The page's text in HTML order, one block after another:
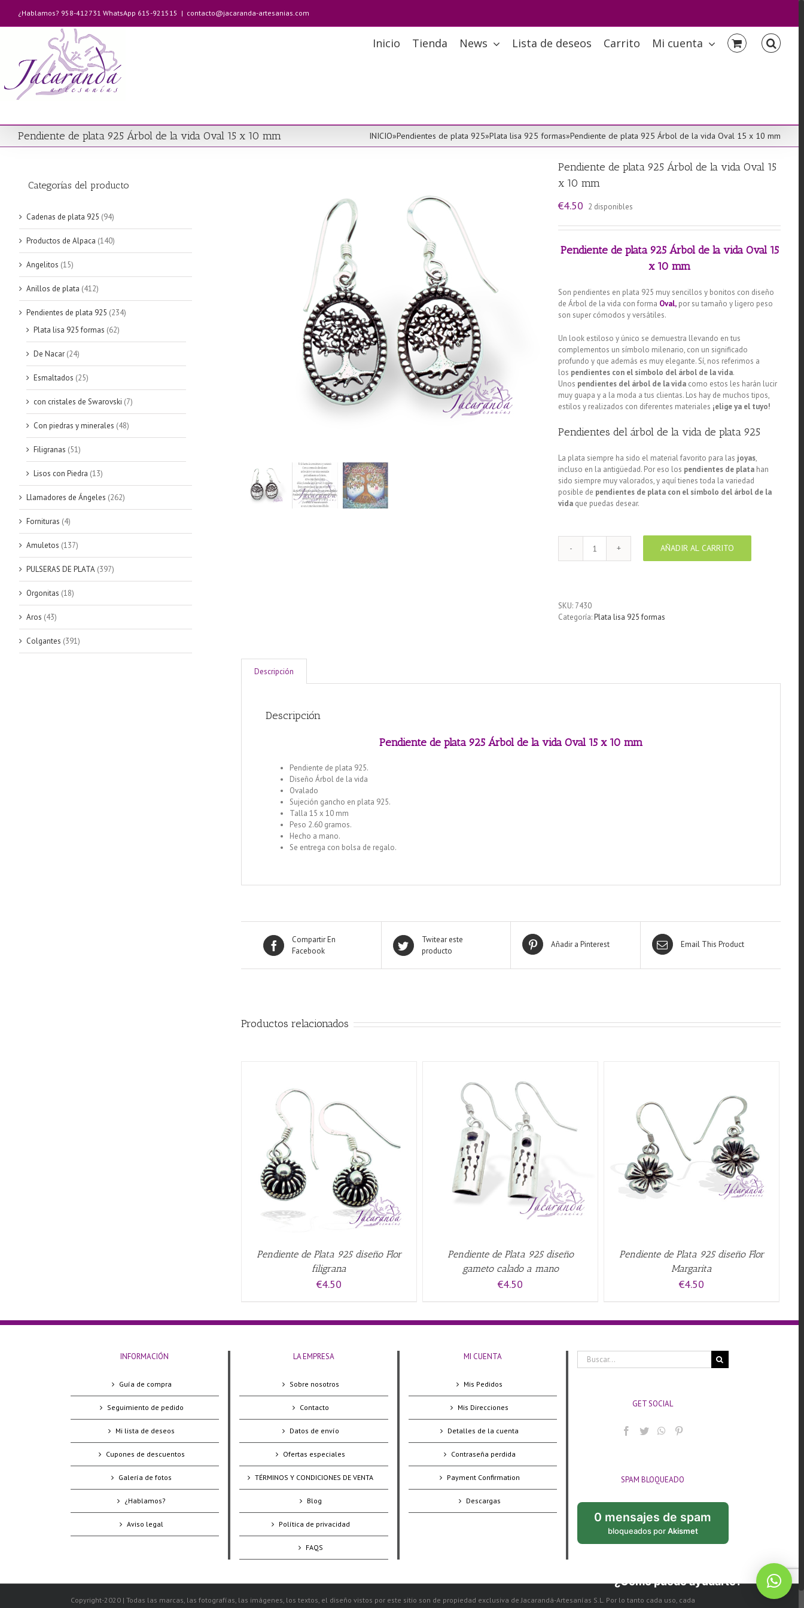
contenido
¿Hablamos? 958-412731 WhatsApp 615-921515 | contacto@jacaranda-artesanias.com
Inicio Tienda News Lista de deseos Carrito Mi cuenta
Pendiente de plata 925 Árbol de la vida Oval 15 x 10 mm INICIO»Pendientes de plata 925»Plata lisa 925 formas»Pendiente de plata 925 Árbol de la vida Oval 15 x 10 mm
Pendiente de plata 925 Árbol de la vida Oval 15
x 10 mm
€4.50 2 disponibles
Pendiente de plata 925 Árbol de la vida Oval 15
x 10 mm
Son pendientes en plata 925 muy sencillos y bonitos con diseño
de Árbol de la vida con forma Oval, por su tamaño y ligero peso
son super cómodos y versátiles.
Un look estiloso y único se demuestra llevando en tus
complementos un símbolo milenario, con un significado
profundo y que además es muy elegante. Sí, nos referimos a
los pendientes con el símbolo del árbol de la vida.
Unos pendientes del árbol de la vida como estos les harán lucir
muy guapa y a la moda a tus clientas. Los hay de muchos tipos,
estilos y realizados con diferentes materiales ¡elige ya el tuyo!
Pendientes del árbol de la vida de plata 925
La plata siempre ha sido el material favorito para las joyas,
incluso en la antigüedad. Por eso los pendientes de plata han
sido siempre muy valorados, y aquí tienes toda la variedad
posible de pendientes de plata con el símbolo del árbol de la
vida que puedas desear.
Pendiente
de
la
AÑADIR AL CARRITO
SKU: 7430
Categoría:Plata lisa 925 formas
Descripción
Descripción
Pendiente de plata 925 Árbol de la vida Oval 15 x 10 mm
Pendiente de plata 925.
Diseño Árbol de la vida
Ovalado
Sujeción gancho en plata 925.
Talla 15 x 10 mm
Peso 2.60 gramos.
Hecho a mano.
Se entrega con bolsa de regalo.
Compartir En
Facebook
Twitear este
producto
Añadir a Pinterest Email This Product
Productos relacionados
Pendiente de Plata 925 diseño Flor
filigrana
€4.50
AÑADIR AL CARRITO / QUICK VIEW
Pendiente de Plata 925 diseño
gameto calado a mano
€4.50
AÑADIR AL CARRITO /
Pendiente de Plata 925 diseño Flor
Margarita
€4.50
Categorías del producto
Cadenas de plata 925 (94)
Productos de Alpaca (140)
Angelitos (15)
Anillos de plata (412)
Pendientes de plata 925 (234)
Plata lisa 925 formas (62)
De Nacar (24)
Esmaltados (25)
con cristales de Swarovski (7)
Con piedras y minerales (48)
Filigranas (51)
Lisos con Piedra (13)
Llamadores de Ángeles (262)
Fornituras (4)
Amuletos (137)
PULSERAS DE PLATA (397)
Orgonitas (18)
Aros (43)
Colgantes (391)
INFORMACIÓN
Guía de compra
Seguimiento de pedido
Mi lista de deseos
Cupones de descuentos
Galería de fotos
¿Hablamos?
Aviso legal
LA EMPRESA
Sobre nosotros
Contacto
Datos de envío
Ofertas especiales
TÉRMINOS Y CONDICIONES DE VENTA
Blog
Política de privacidad
FAQS
MI CUENTA
Mis Pedidos
Mis Direcciones
Detalles de la cuenta
Contraseña perdida
Payment Confirmation
Descargas
Buscar:
GET SOCIAL
SPAM BLOQUEADO
0 mensajes de spam
bloqueados porAkismet
Copyright-2020 | Todas las marcas, las fotografías, las imágenes, los textos, el diseño vistos por este sitio son de propiedad exclusiva de Jacarandá-Artesanías S.L. Por lo tanto cada uso, cada
¿Cómo puedo ayudarte?